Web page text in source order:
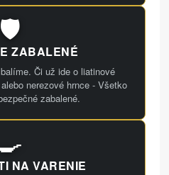
🛡️
ZABALENÉ
Či už ide o liatinové
nerezové hrnce - Všetko
zabalené.
🍳
NA VARENIE